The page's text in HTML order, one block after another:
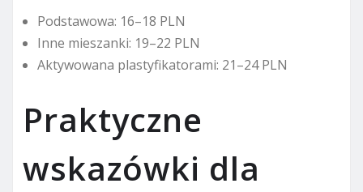
Podstawowa: 16–18 PLN
Inne mieszanki: 19–22 PLN
Aktywowana plastyfikatorami: 21–24 PLN
Praktyczne
wskazówki dla